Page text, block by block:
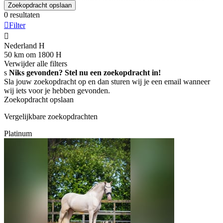
Zoekopdracht opslaan
0 resultaten
Filter

Nederland H
50 km om 1800 H
Verwijder alle filters
s Niks gevonden? Stel nu een zoekopdracht in!
Sla jouw zoekopdracht op en dan sturen wij je een email wanneer
wij iets voor je hebben gevonden.
Zoekopdracht opslaan
Vergelijkbare zoekopdrachten
Platinum